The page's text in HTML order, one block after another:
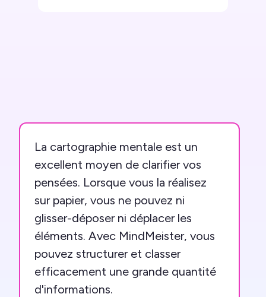
La cartographie mentale est un
excellent moyen de clarifier vos
pensées. Lorsque vous la réalisez
sur papier, vous ne pouvez ni
glisser-déposer ni déplacer les
éléments. Avec MindMeister, vous
pouvez structurer et classer
efficacement une grande quantité
d'informations.